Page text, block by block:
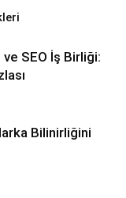
SEO İş Birliği:
Bilinirliğini